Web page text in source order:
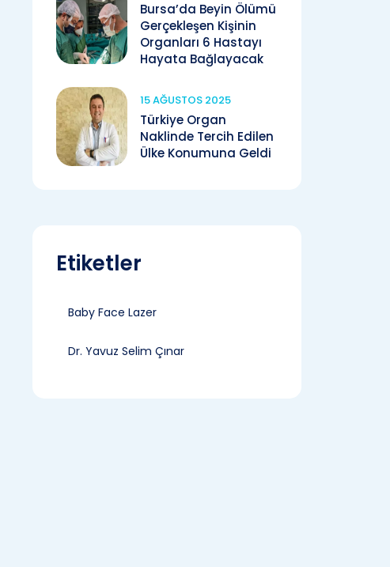
Bursa’da Beyin Ölümü
Gerçekleşen Kişinin
Organları 6 Hastayı
Hayata Bağlayacak
15 AĞUSTOS 2025
Türkiye Organ
Naklinde Tercih Edilen
Ülke Konumuna Geldi
Etiketler
Baby Face Lazer
Dr. Yavuz Selim Çınar